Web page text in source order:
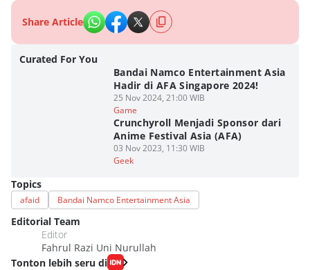
Share Article
Curated For You
Bandai Namco Entertainment Asia
Hadir di AFA Singapore 2024!
25 Nov 2024, 21:00 WIB
Game
Crunchyroll Menjadi Sponsor dari
Anime Festival Asia (AFA)
03 Nov 2023, 11:30 WIB
Geek
Topics
afaid Bandai Namco Entertainment Asia
Editorial Team
Editor
Fahrul Razi Uni Nurullah
Tonton lebih seru di